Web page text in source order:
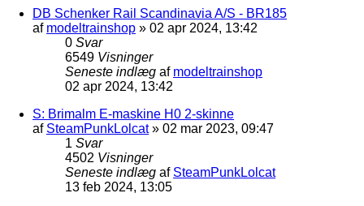
DB Schenker Rail Scandinavia A/S - BR185
af modeltrainshop » 02 apr 2024, 13:42
0 Svar
6549 Visninger
Seneste indlæg af modeltrainshop
02 apr 2024, 13:42
S: Brimalm E-maskine H0 2-skinne
af SteamPunkLolcat» 02 mar 2023, 09:47
1 Svar
4502 Visninger
Seneste indlæg af SteamPunkLolcat
13 feb 2024, 13:05